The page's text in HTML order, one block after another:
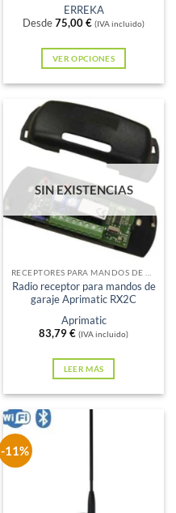
ERREKA
Desde75,00€ (IVA incluido)
VER OPCIONES
tiene
múltiples
variantes.
opciones
se
pueden
elegir
en
la
de
SIN EXISTENCIAS
RECEPTORES PARA MANDOS DE GARAJE
Radio receptor para mandos de
garaje Aprimatic RX2C
Aprimatic
83,79€ (IVA incluido)
LEER MÁS
-11%